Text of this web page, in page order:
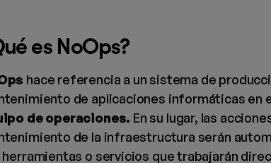
es NoOps?
hace referencia a un sistema de
de aplicaciones informáticas en
de operaciones. En su lugar, las
de la infraestructura serán
herramientas o servicios que trabajarán